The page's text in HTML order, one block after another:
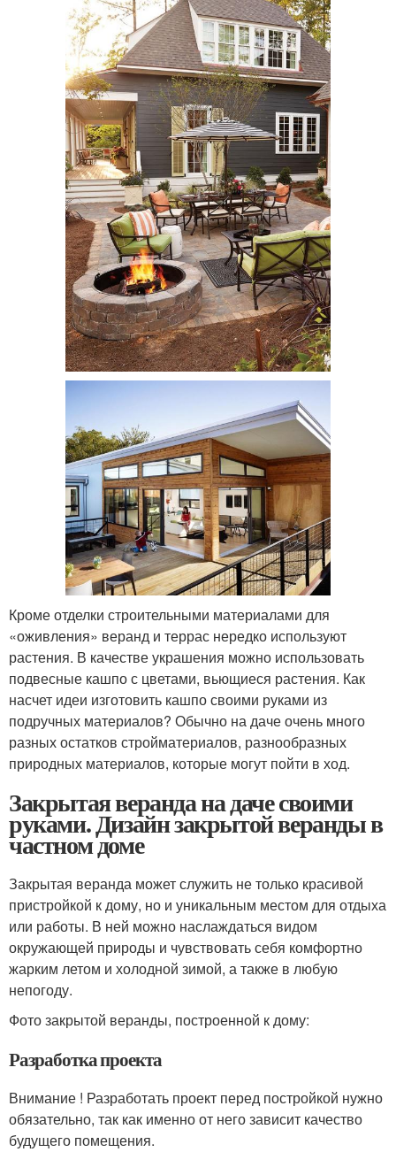
Кроме отделки строительными материалами для
«оживления» веранд и террас нередко используют
растения. В качестве украшения можно использовать
подвесные кашпо с цветами, вьющиеся растения. Как
насчет идеи изготовить кашпо своими руками из
подручных материалов? Обычно на даче очень много
разных остатков стройматериалов, разнообразных
природных материалов, которые могут пойти в ход.
Закрытая веранда на даче своими
руками. Дизайн закрытой веранды в
частном доме
Закрытая веранда может служить не только красивой
пристройкой к дому, но и уникальным местом для отдыха
или работы. В ней можно наслаждаться видом
окружающей природы и чувствовать себя комфортно
жарким летом и холодной зимой, а также в любую
непогоду.
Фото закрытой веранды, построенной к дому:
Разработка проекта
Внимание ! Разработать проект перед постройкой нужно
обязательно, так как именно от него зависит качество
будущего помещения.